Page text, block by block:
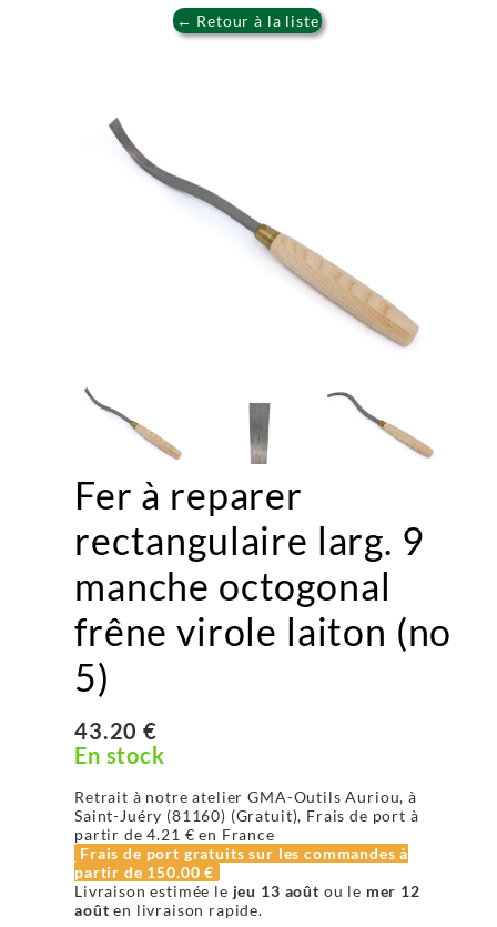
← Retour à la liste
Fer à reparer
rectangulaire larg. 9
manche octogonal
frêne virole laiton (no
5)
43.20 €
En stock
Retrait à notre atelier GMA-Outils Auriou, à
Saint-Juéry (81160) (Gratuit), Frais de port à
partir de4.21 € en France
Frais de port gratuits sur les commandes à
partir de 150.00 €
Livraison estimée le jeu 13 août ou le mer 12
août en livraison rapide.